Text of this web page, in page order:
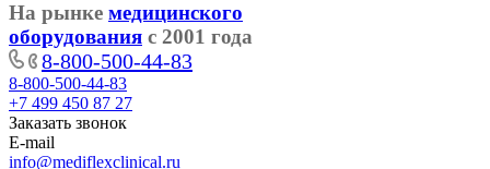
На рынке медицинского
оборудования с 2001 года
8-800-500-44-83
8-800-500-44-83
+7 499 450 87 27
Заказать звонок
E-mail
info@mediflexclinical.ru